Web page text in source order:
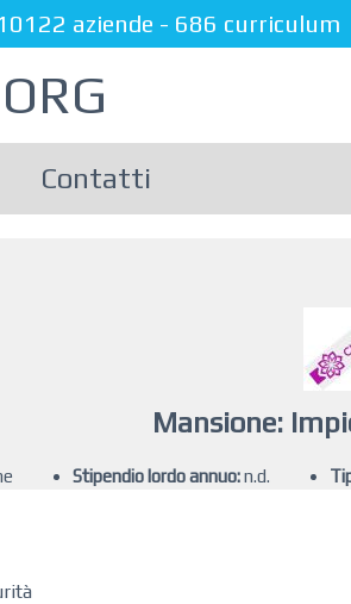
aziende - 686 curriculum
ORG
Contatti
Mansione:
Stipendio lordo annuo:n.d.